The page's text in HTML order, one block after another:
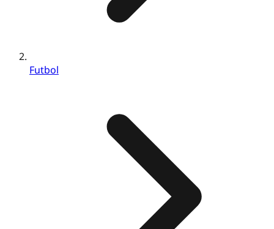
Futbol